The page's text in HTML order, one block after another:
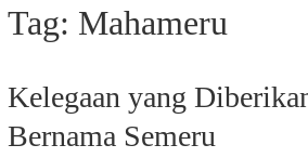
Tag: Mahameru
Kelegaan yang
Bernama Semeru